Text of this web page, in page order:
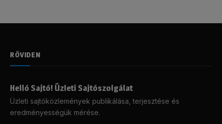
RÖVIDEN
Helló Sajtó! Üzleti Sajtószolgálat
Üzleti sajtóközlemények publikálása, terjesztése és
eredményességük mérése.